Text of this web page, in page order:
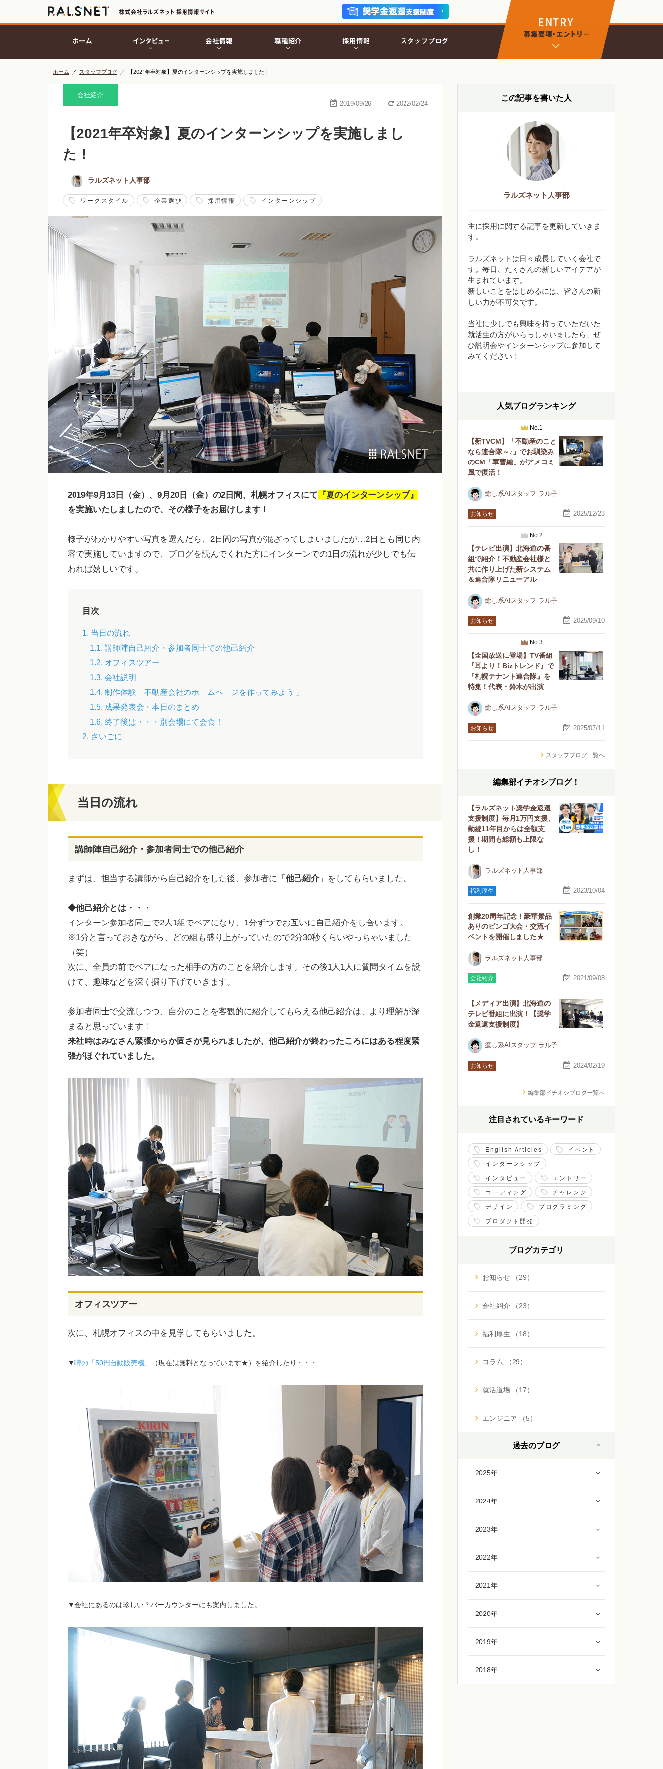
ホーム ／ スタッフブログ ／ 【2021年卒対象】夏のインターンシップを実施しました！
会社紹介
2019/09/26
2022/02/24
【2021年卒対象】夏のインターンシップを実施しまし
た！
ラルズネット人事部
ワークスタイル 企業選び 採用情報 インターンシップ
2019年9月13日（金）、9月20日（金）の2日間、札幌オフィスにて 『夏のインターンシップ』
を実施いたしましたので、その様子をお届けします！
様子がわかりやすい写真を選んだら、2日間の写真が混ざってしまいましたが…2日とも同じ内
容で実施していますので、ブログを読んでくれた方にインターンでの1日の流れが少しでも伝
われば嬉しいです。
目次
1. 当日の流れ
1.1. 講師陣自己紹介・参加者同士での他己紹介
1.2. オフィスツアー
1.3. 会社説明
1.4. 制作体験「不動産会社のホームページを作ってみよう!」
1.5. 成果発表会・本日のまとめ
1.6. 終了後は・・・別会場にて会食！
2. さいごに
当日の流れ
講師陣自己紹介・参加者同士での他己紹介
まずは、担当する講師から自己紹介をした後、参加者に「 他己紹介」をしてもらいました。
◆他己紹介とは・・・
インターン参加者同士で2人1組でペアになり、1分ずつでお互いに自己紹介をし合います。
※1分と言っておきながら、どの組も盛り上がっていたので2分30秒くらいやっちゃいました
（笑）
次に、全員の前でペアになった相手の方のことを紹介します。その後1人1人に質問タイムを設
けて、趣味などを深く掘り下げていきます。
参加者同士で交流しつつ、自分のことを客観的に紹介してもらえる他己紹介は、より理解が深
まると思っています！
来社時はみなさん緊張からか固さが見られましたが、他己紹介が終わったころにはある程度緊
張がほぐれていました。
オフィスツアー
次に、札幌オフィスの中を見学してもらいました。
▼噂の「50円自動販売機」 （現在は無料となっています★）を紹介したり・・・
▼会社にあるのは珍しい？バーカウンターにも案内しました。
この記事を書いた人
ラルズネット人事部
主に採用に関する記事を更新していきま
す。
ラルズネットは日々成長していく会社で
す。毎日、たくさんの新しいアイデアが
生まれています。
新しいことをはじめるには、皆さんの新
しい力が不可欠です。
当社に少しでも興味を持っていただいた
就活生の方がいらっしゃいましたら、ぜ
ひ説明会やインターンシップに参加して
みてください！
人気ブログランキング
No.1
【新TVCM】「不動産のこと
なら連合隊～♪」でお馴染み
のCM「軍曹編」がアメコミ
風で復活！
癒し系AIスタッフ ラル子
お知らせ 2025/12/23
No.2
【テレビ出演】北海道の番
組で紹介！不動産会社様と
共に作り上げた新システム
＆連合隊リニューアル
癒し系AIスタッフ ラル子
お知らせ 2025/09/10
No.3
【全国放送に登場】TV番組
『耳より！Bizトレンド』で
『札幌テナント連合隊』を
特集！代表・鈴木が出演
癒し系AIスタッフ ラル子
お知らせ 2025/07/11
スタッフブログ一覧へ
編集部イチオシブログ！
【ラルズネット奨学金返還
支援制度】毎月1万円支援、
勤続11年目からは全額支
援！期間も総額も上限な
し！
ラルズネット人事部
福利厚生 2023/10/04
創業20周年記念！豪華景品
ありのビンゴ大会・交流イ
ベントを開催しました★
ラルズネット人事部
会社紹介 2021/09/08
【メディア出演】北海道の
テレビ番組に出演！【奨学
金返還支援制度】
癒し系AIスタッフ ラル子
お知らせ 2024/02/19
編集部イチオシブログ一覧へ
注目されているキーワード
English Articles イベント
インターンシップ
インタビュー エントリー
コーディング チャレンジ
デザイン プログラミング
プロダクト開発
ブログカテゴリ
お知らせ （29）
会社紹介 （23）
福利厚生 （18）
コラム （29）
就活道場 （17）
エンジニア （5）
過去のブログ
2025年
2024年
2023年
2022年
2021年
2020年
2019年
2018年